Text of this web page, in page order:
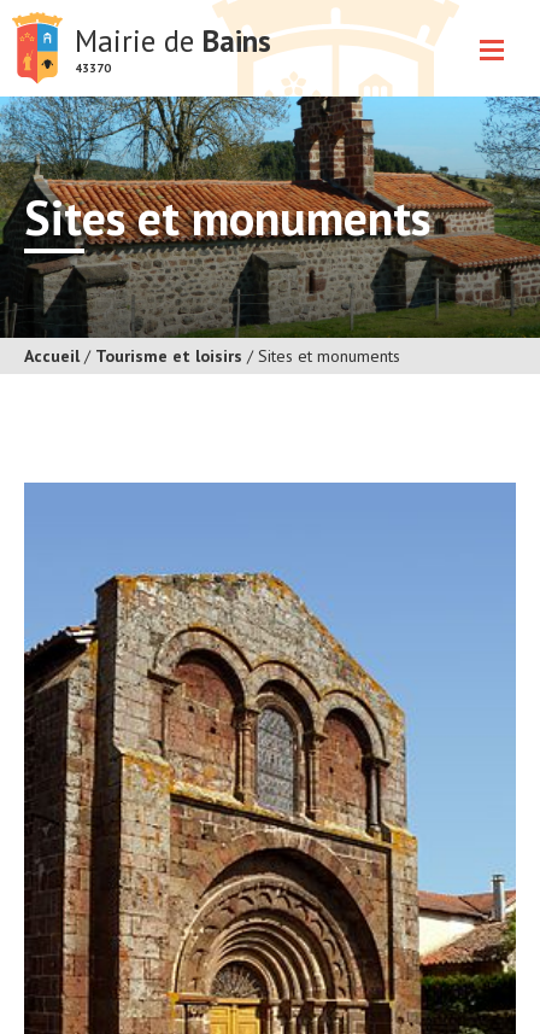
Mairie de Bains
43370
Sites et monuments
Accueil/ Tourisme et loisirs /Sites et monuments